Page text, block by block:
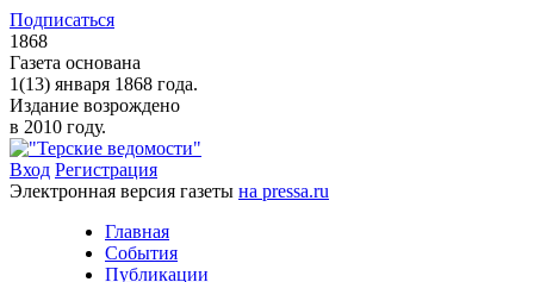
Подписаться
1868
Газета основана
1(13) января 1868 года.
Издание возрождено
в 2010 году.
Вход Регистрация
Электронная версия газеты на pressa.ru
Главная
События
Публикации